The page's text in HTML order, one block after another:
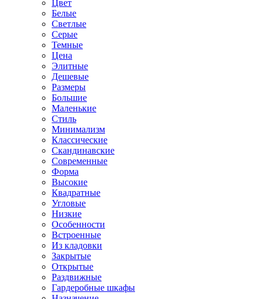
Цвет
Белые
Светлые
Серые
Темные
Цена
Элитные
Дешевые
Размеры
Большие
Маленькие
Стиль
Минимализм
Классические
Скандинавские
Современные
Форма
Высокие
Квадратные
Угловые
Низкие
Особенности
Встроенные
Из кладовки
Закрытые
Открытые
Раздвижные
Гардеробные шкафы